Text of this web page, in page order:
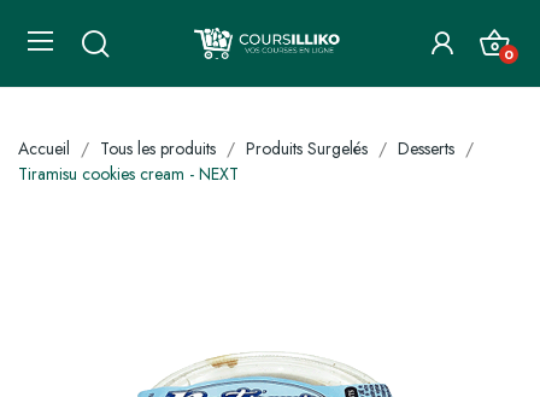
0
Accueil Tous les produits Produits Surgelés
Desserts
Tiramisu cookies cream - NEXT